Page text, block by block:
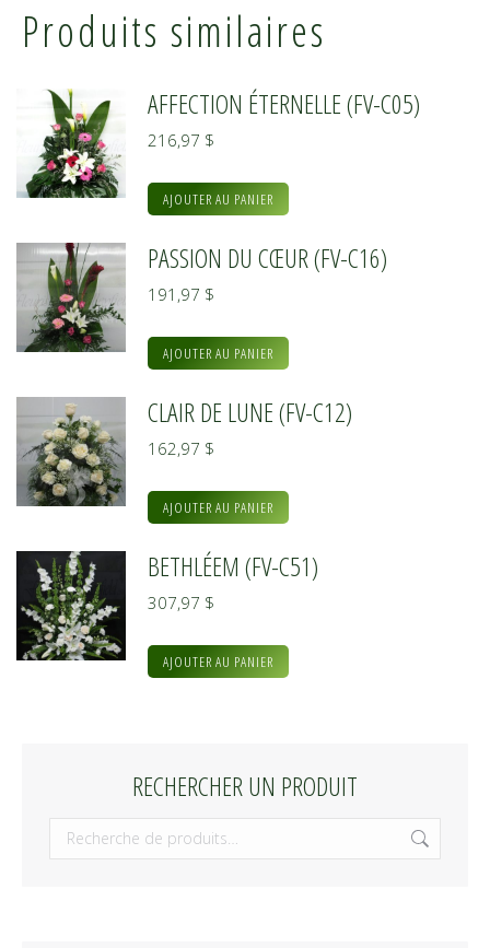
Produits similaires
AFFECTION ÉTERNELLE (FV-C05)
216,97 $
AJOUTER AU PANIER
PASSION DU CŒUR (FV-C16)
191,97 $
AJOUTER AU PANIER
CLAIR DE LUNE (FV-C12)
162,97 $
AJOUTER AU PANIER
BETHLÉEM (FV-C51)
307,97 $
AJOUTER AU PANIER
RECHERCHER UN PRODUIT